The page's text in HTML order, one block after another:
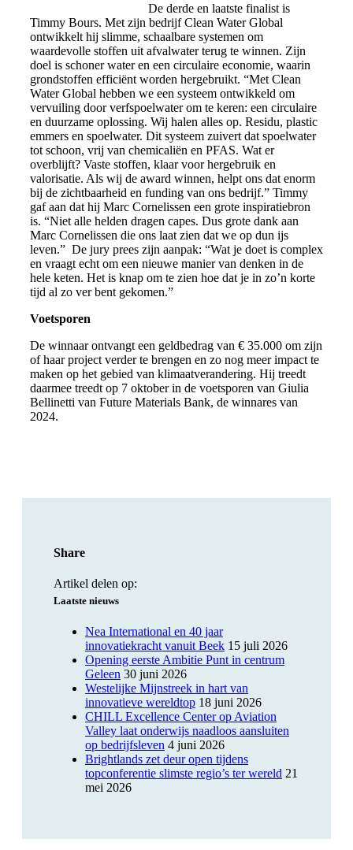
De derde en laatste finalist is
Timmy Bours. Met zijn bedrijf Clean Water Global
ontwikkelt hij slimme, schaalbare systemen om
waardevolle stoffen uit afvalwater terug te winnen. Zijn
doel is schoner water en een circulaire economie, waarin
grondstoffen efficiënt worden hergebruikt. “Met Clean
Water Global hebben we een systeem ontwikkeld om
vervuiling door verfspoelwater om te keren: een circulaire
en duurzame oplossing. Wij halen alles op. Residu, plastic
emmers en spoelwater. Dit systeem zuivert dat spoelwater
tot schoon, vrij van chemicaliën en PFAS. Wat er
overblijft? Vaste stoffen, klaar voor hergebruik en
valorisatie. Als wij de award winnen, helpt ons dat enorm
bij de zichtbaarheid en funding van ons bedrijf.” Timmy
gaf aan dat hij Marc Cornelissen een grote inspiratiebron
is. “Niet alle helden dragen capes. Dus grote dank aan
Marc Cornelissen die ons laat zien dat we op dun ijs
leven.” De jury prees zijn aanpak: “Wat je doet is complex
en vraagt echt om een nieuwe manier van denken in de
hele keten. Het is knap om te zien hoe dat je in zo’n korte
tijd al zo ver bent gekomen.”
Voetsporen
De winnaar ontvangt een geldbedrag van € 35.000 om zijn
of haar project verder te brengen en zo nog meer impact te
maken op het gebied van klimaatverandering. Hij treedt
daarmee treedt op 7 oktober in de voetsporen van Giulia
Bellinetti van Future Materials Bank, de winnares van
2024.
Share
Artikel delen op:
Laatste nieuws
Nea International en 40 jaar
innovatiekracht vanuit Beek 15 juli 2026
Opening eerste Ambitie Punt in centrum
Geleen 30 juni 2026
Westelijke Mijnstreek in hart van
innovatieve wereldtop 18 juni 2026
CHILL Excellence Center op Aviation
Valley laat onderwijs naadloos aansluiten
op bedrijfsleven 4 juni 2026
Brightlands zet deur open tijdens
topconferentie slimste regio’s ter wereld 21
mei 2026